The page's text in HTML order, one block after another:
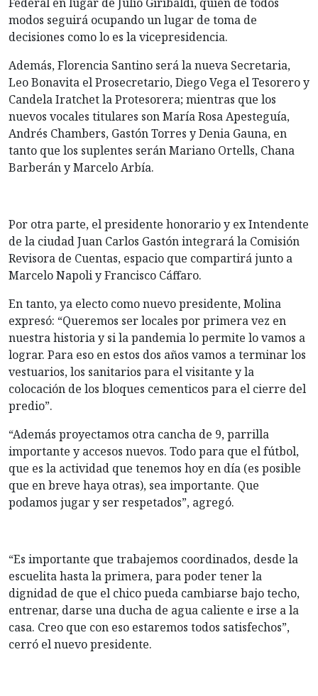
modos seguirá ocupando un lugar de toma de
decisiones como lo es la vicepresidencia.
Además, Florencia Santino será la nueva Secretaria,
Leo Bonavita el Prosecretario, Diego Vega el Tesorero y
Candela Iratchet la Protesorera; mientras que los
nuevos vocales titulares son María Rosa Apesteguía,
Andrés Chambers, Gastón Torres y Denia Gauna, en
tanto que los suplentes serán Mariano Ortells, Chana
Barberán y Marcelo Arbía.
Por otra parte, el presidente honorario y ex Intendente
de la ciudad Juan Carlos Gastón integrará la Comisión
Revisora de Cuentas, espacio que compartirá junto a
Marcelo Napoli y Francisco Cáffaro.
En tanto, ya electo como nuevo presidente, Molina
expresó: “Queremos ser locales por primera vez en
nuestra historia y si la pandemia lo permite lo vamos a
lograr. Para eso en estos dos años vamos a terminar los
vestuarios, los sanitarios para el visitante y la
colocación de los bloques cementicos para el cierre del
predio”.
“Además proyectamos otra cancha de 9, parrilla
importante y accesos nuevos. Todo para que el fútbol,
que es la actividad que tenemos hoy en día (es posible
que en breve haya otras), sea importante. Que
podamos jugar y ser respetados”, agregó.
“Es importante que trabajemos coordinados, desde la
escuelita hasta la primera, para poder tener la
dignidad de que el chico pueda cambiarse bajo techo,
entrenar, darse una ducha de agua caliente e irse a la
casa. Creo que con eso estaremos todos satisfechos”,
cerró el nuevo presidente.